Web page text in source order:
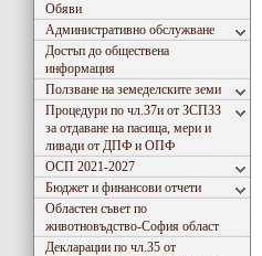
Обяви
Административно обслужване
Достъп до обществена
информация
Ползване на земеделските земи
Процедури по чл.37и от ЗСПЗЗ
за отдаване на пасища, мери и
ливади от ДПФ и ОПФ
ОСП 2021-2027
Бюджет и финансови отчети
Областен съвет по
животновъдство-София област
Декларации по чл.35 от